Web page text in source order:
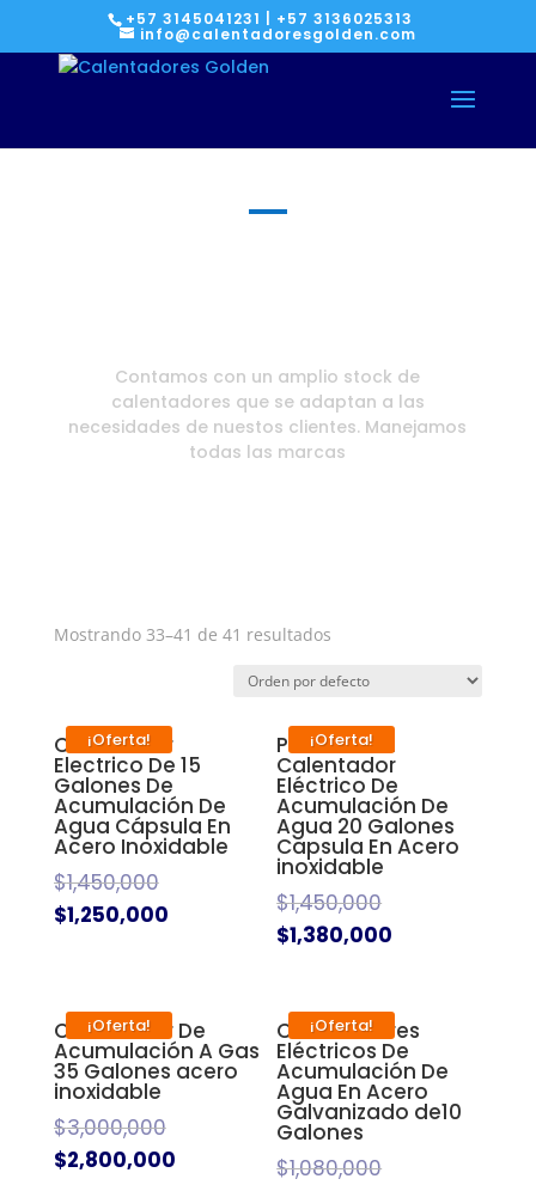
+57 3145041231 | +57 3136025313
info@calentadoresgolden.com
Contamos con un amplio stock de
calentadores que se adaptan a las
necesidades de nuestos clientes. Manejamos
todas las marcas
Mostrando 33–41 de 41 resultados
¡Oferta!
Calentador
Electrico De 15
Galones De
Acumulación De
Agua Cápsula En
Acero Inoxidable
$1,450,000
$1,250,000
¡Oferta!
Promoción!
Calentador
Eléctrico De
Acumulación De
Agua 20 Galones
Capsula En Acero
inoxidable
$1,450,000
$1,380,000
¡Oferta!
Calentador De
Acumulación A Gas
35 Galones acero
inoxidable
$3,000,000
$2,800,000
¡Oferta!
Calentadores
Eléctricos De
Acumulación De
Agua En Acero
Galvanizado de10
Galones
$1,080,000